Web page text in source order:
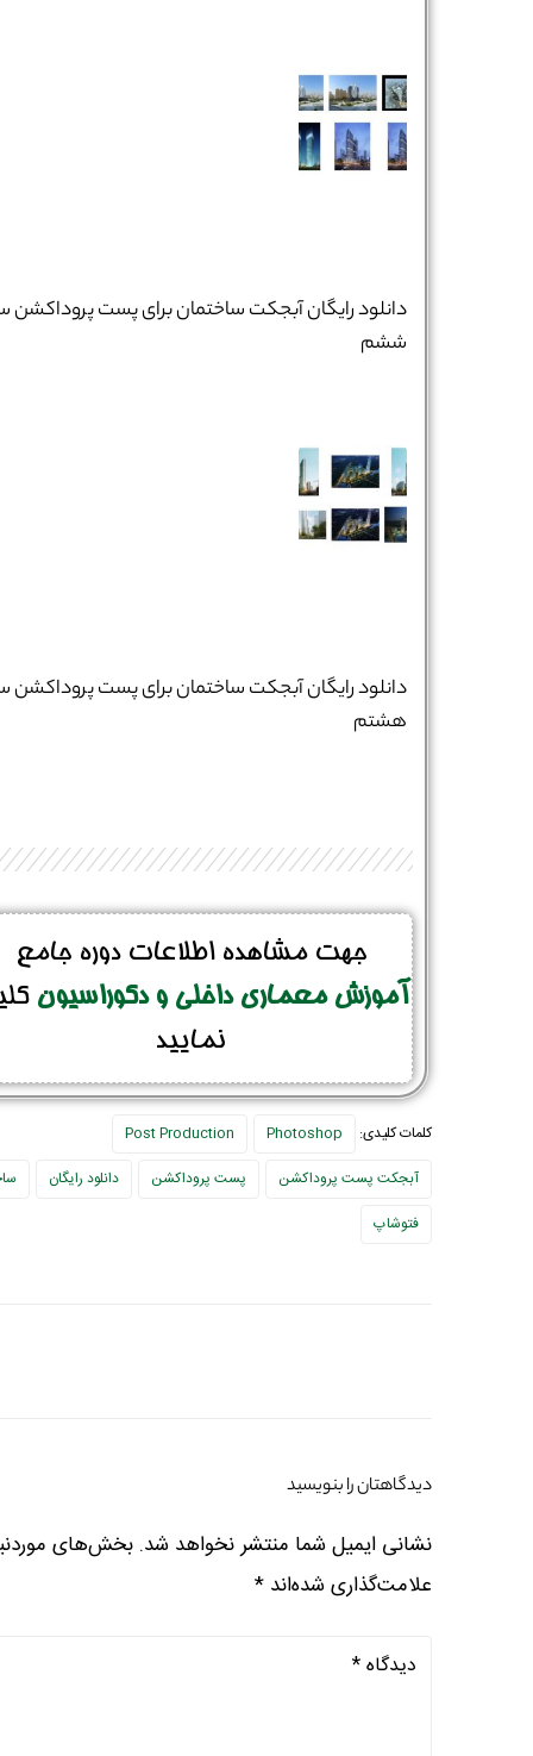
دانلود رایگان آبجکت ساختمان برای پست پروداکشن
ششم
دانلود رایگان آبجکت ساختمان برای پست پروداکشن
هشتم
جهت مشاهده اطلاعات دوره جامع
آموزش معماری داخلی و دکوراسیون
نمایید
کلمات کلیدی: Photoshop
Post Production
آبجکت پست پروداکشن
پست پروداکشن دانلود رایگان
فتوشاپ
دیدگاهتان را بنویسید
نشانی ایمیل شما منتشر نخواهد شد. بخش‌های
علامت‌گذاری شده‌اند *
نام و نام خانوادگی :
تلفن همراه : *